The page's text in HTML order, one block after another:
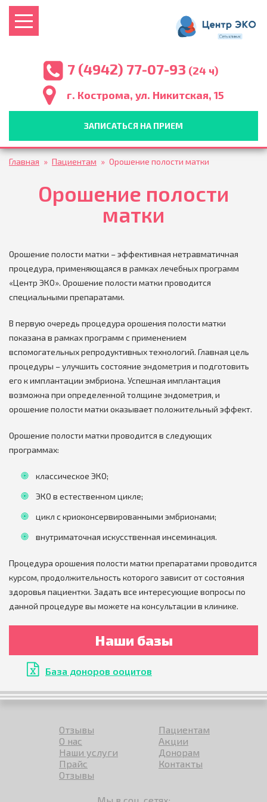
7 (4942) 77-07-93 (24 ч)
г. Кострома, ул. Никитская, 15
ЗАПИСАТЬСЯ НА ПРИЕМ
Главная » Пациентам » Орошение полости матки
Орошение полости
матки
Орошение полости матки – эффективная нетравматичная
процедура, применяющаяся в рамках лечебных программ
«Центр ЭКО». Орошение полости матки проводится
специальными препаратами.
В первую очередь процедура орошения полости матки
показана в рамках программ с применением
вспомогательных репродуктивных технологий. Главная цель
процедуры – улучшить состояние эндометрия и подготовить
его к имплантации эмбриона. Успешная имплантация
возможна при определенной толщине эндометрия, и
орошение полости матки оказывает положительный эффект.
Орошение полости матки проводится в следующих
программах:
классическое ЭКО;
ЭКО в естественном цикле;
цикл с криоконсервированными эмбрионами;
внутриматочная искусственная инсеминация.
Процедура орошения полости матки препаратами проводится
курсом, продолжительность которого зависит от состояния
здоровья пациентки. Задать все интересующие вопросы по
данной процедуре вы можете на консультации в клинике.
Наши базы
База доноров ооцитов
Отзывы
О нас
Наши услуги
Прайс
Отзывы
Пациентам
Акции
Донорам
Контакты